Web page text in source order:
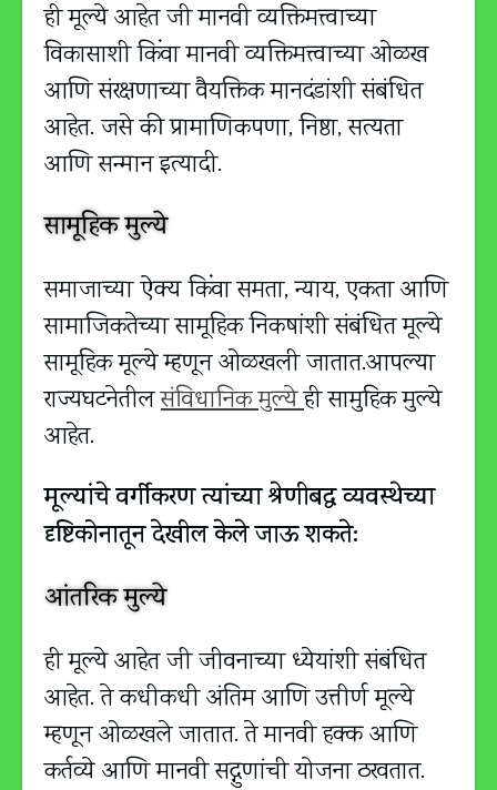
ही मूल्ये आहेत जी मानवी व्यक्तिमत्त्वाच्या
विकासाशी किंवा मानवी व्यक्तिमत्त्वाच्या ओळख
आणि संरक्षणाच्या वैयक्तिक मानदंडांशी संबंधित
आहेत. जसे की प्रामाणिकपणा, निष्ठा, सत्यता
आणि सन्मान इत्यादी.
सामूहिक मुल्ये
समाजाच्या ऐक्य किंवा समता, न्याय, एकता आणि
सामाजिकतेच्या सामूहिक निकषांशी संबंधित मूल्ये
सामूहिक मूल्ये म्हणून ओळखली जातात.आपल्या
राज्यघटनेतीलसंविधानिक मुल्येही सामुहिक मुल्ये
आहेत.
मूल्यांचे वर्गीकरण त्यांच्या श्रेणीबद्ध व्यवस्थेच्या
दृष्टिकोनातून देखील केले जाऊ शकते:
आंतरिक मुल्ये
ही मूल्ये आहेत जी जीवनाच्या ध्येयांशी संबंधित
आहेत. ते कधीकधी अंतिम आणि उत्तीर्ण मूल्ये
म्हणून ओळखले जातात. ते मानवी हक्क आणि
कर्तव्ये आणि मानवी सद्गुणांची योजना ठरवतात.